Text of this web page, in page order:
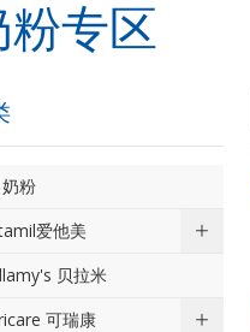
粉专区
粉
爱他美
贝拉米
可瑞康